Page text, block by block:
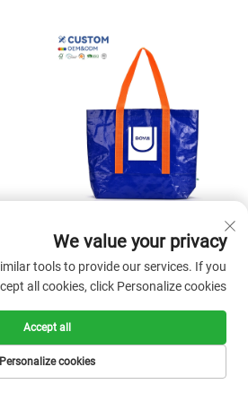
حقيبة تسوق صديقة للبيئة
مخصصة من بولي بروبلين معاد
تدويره، قابلة لإعادة الاستخدام،
حقيبة تسوق مقاومة للماء
ومتينة، شعار مصفح، طباعة
مخصص،
We value your privacy
tools to provide our services. If you
all cookies, click Personalize cookies.
Personalize cookies
Accept all